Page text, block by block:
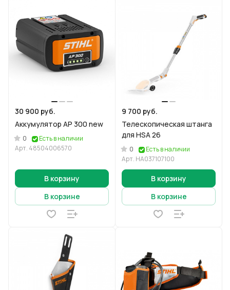
30 900 руб.
Аккумулятор AP 300 new
0
Есть в наличии
Арт. 48504006570
В корзину
В корзине
9 700 руб.
Телескопическая штанга
для HSA 26
0
Есть в наличии
Арт. HA037107100
В корзину
В корзине